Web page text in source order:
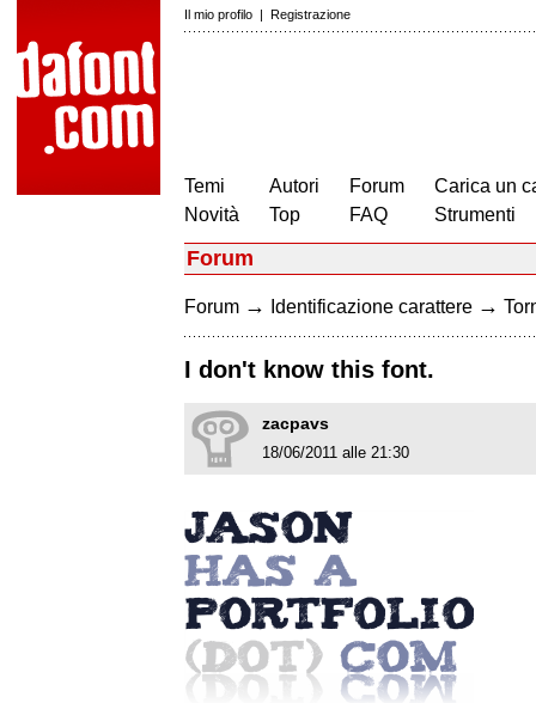
Il mio profilo | Registrazione
Temi
Novità
Autori
Top
Forum
FAQ
Carica un
Strumenti
Forum
Forum → Identificazione carattere →
I don't know this font.
zacpavs
18/06/2011 alle 21:30